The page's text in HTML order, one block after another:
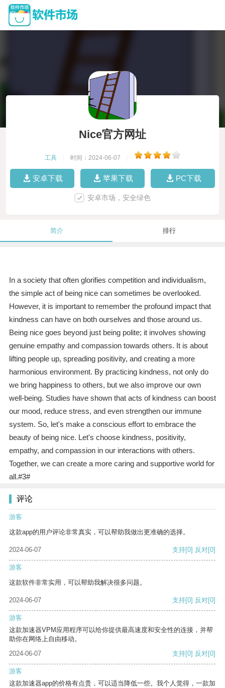
Nice官方网址
工具 时间：2024-06-07
安卓下载 苹果下载 PC下载
安卓市场，安全绿色
简介 排行
In a society that often glorifies competition and individualism,
the simple act of being nice can sometimes be overlooked.
However, it is important to remember the profound impact that
kindness can have on both ourselves and those around us.
Being nice goes beyond just being polite; it involves showing
genuine empathy and compassion towards others. It is about
lifting people up, spreading positivity, and creating a more
harmonious environment. By practicing kindness, not only do
we bring happiness to others, but we also improve our own
well-being. Studies have shown that acts of kindness can boost
our mood, reduce stress, and even strengthen our immune
system. So, let's make a conscious effort to embrace the
beauty of being nice. Let's choose kindness, positivity,
empathy, and compassion in our interactions with others.
Together, we can create a more caring and supportive world for
all.#3#
评论
游客
这款app的用户评论非常真实，可以帮助我做出更准确的选择。
2024-06-07 支持[0] 反对[0]
游客
这款软件非常实用，可以帮助我解决很多问题。
2024-06-07 支持[0] 反对[0]
游客
这款加速器VPM应用程序可以给你提供最高速度和安全性的连接，并帮
助你在网络上自由移动。
2024-06-07
支持[0] 反对[0]
游客
这款加速器app的价格有点贵，可以适当降低一些。我个人觉得，一款加